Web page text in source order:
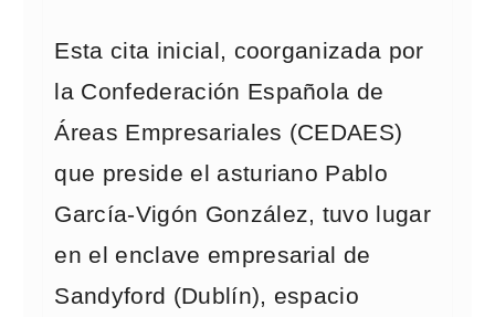
Esta cita inicial, coorganizada por
la Confederación Española de
Áreas Empresariales (CEDAES)
que preside el asturiano Pablo
García-Vigón González, tuvo lugar
en el enclave empresarial de
Sandyford (Dublín), espacio